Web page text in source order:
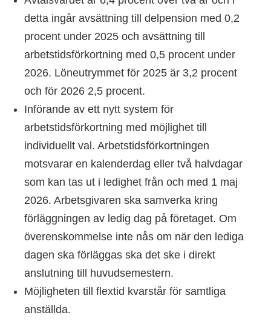
detta ingår avsättning till delpension med 0,2
procent under 2025 och avsättning till
arbetstidsförkortning med 0,5 procent under
2026. Löneutrymmet för 2025 är 3,2 procent
och för 2026 2,5 procent.
Införande av ett nytt system för
arbetstidsförkortning med möjlighet till
individuellt val. Arbetstidsförkortningen
motsvarar en kalenderdag eller två halvdagar
som kan tas ut i ledighet från och med 1 maj
2026. Arbetsgivaren ska samverka kring
förläggningen av ledig dag på företaget. Om
överenskommelse inte nås om när den lediga
dagen ska förläggas ska det ske i direkt
anslutning till huvudsemestern.
Möjligheten till flextid kvarstår för samtliga
anställda.